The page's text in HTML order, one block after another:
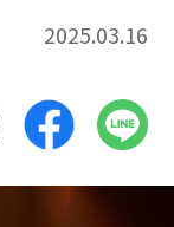
2025.03.16